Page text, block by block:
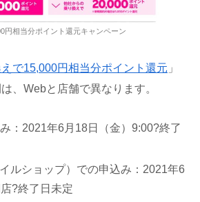
円相当分ポイント還元キャンペーン
で15,000円相当分ポイント還元 」
、Webと店舗で異なります。
：2021年6月18日（金）9:00?終了
ルショップ）での申込み：2021年6
?終了日未定